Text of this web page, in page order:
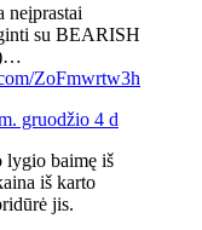
neįprastai
su BEARISH
ZoFmwrtw3h
gruodžio 4 d
lygio baimę iš
iš karto
jis.